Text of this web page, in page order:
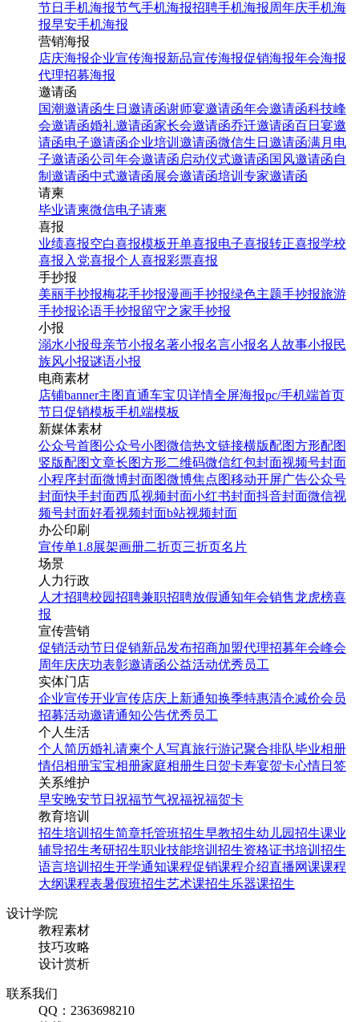
节日手机海报节气手机海报招聘手机海报周年庆手机海
报早安手机海报
营销海报
店庆海报企业宣传海报新品宣传海报促销海报年会海报
代理招募海报
邀请函
国潮邀请函生日邀请函谢师宴邀请函年会邀请函科技峰
会邀请函婚礼邀请函家长会邀请函乔迁邀请函百日宴邀
请函电子邀请函企业培训邀请函微信生日邀请函满月电
子邀请函公司年会邀请函 启动仪式邀请函国风邀请函自
制邀请函中式邀请函展会邀请函培训专家邀请函
请柬
毕业请柬微信电子请柬
喜报
业绩喜报空白喜报模板开单喜报电子喜报转正喜报学校
喜报 入党喜报个人喜报彩票喜报
手抄报
美丽手抄报梅花手抄报漫画手抄报绿色主题手抄报旅游
手抄报论语手抄报留守之家手抄报
小报
溺水小报母亲节小报名著小报名言小报名人故事小报民
族风小报谜语小报
电商素材
店铺banner主图直通车宝贝详情全屏海报pc/手机端首页
节日促销模板手机端模板
新媒体素材
公众号首图公众号小图微信热文链接横版配图方形配图
竖版配图文章长图方形二维码微信红包封面视频号封面
小程序封面微博封面图微博焦点图移动开屏广告公众号
封面快手封面西瓜视频封面小红书封面抖音封面微信视
频号封面好看视频封面b站视频封面
办公印刷
宣传单1.8展架画册二折页三折页名片
场景
人力行政
人才招聘校园招聘兼职招聘放假通知年会销售龙虎榜喜
报
宣传营销
促销活动节日促销新品发布招商加盟代理招募年会峰会
周年庆庆功表彰邀请函公益活动优秀员工
实体门店
企业宣传开业宣传店庆 上新通知换季特惠清仓减价会员
招募活动邀请通知公告优秀员工
个人生活
个人简历婚礼请柬个人写真旅行游记聚合排队毕业相册
情侣相册宝宝相册家庭相册生日贺卡寿宴贺卡心情日签
关系维护
早安晚安节日祝福节气祝福祝福贺卡
教育培训
招生培训 招生简章托管班招生早教招生幼儿园招生课业
辅导招生考研招生职业技能培训招生资格证书培训招生
语言培训招生开学通知课程促销课程介绍直播网课课程
大纲课程表暑假班招生艺术课招生乐器课招生
设计学院
教程素材
技巧攻略
设计赏析
联系我们
QQ：2363698210